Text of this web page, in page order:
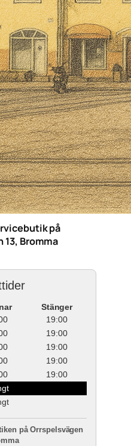
på
13, Bromma
Stänger
19:00
19:00
19:00
19:00
19:00
på Orrspelsvägen